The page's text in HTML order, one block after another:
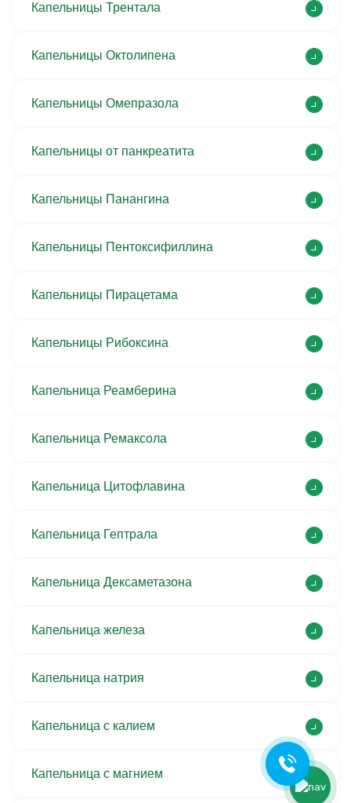
Капельницы Трентала
Капельницы Октолипена
Капельницы Омепразола
Капельницы от панкреатита
Капельницы Панангина
Капельницы Пентоксифиллина
Капельницы Пирацетама
Капельницы Рибоксина
Капельница Реамберина
Капельница Ремаксола
Капельница Цитофлавина
Капельница Гептрала
Капельница Дексаметазона
Капельница железа
Капельница натрия
Капельница с калием
Капельница с магнием